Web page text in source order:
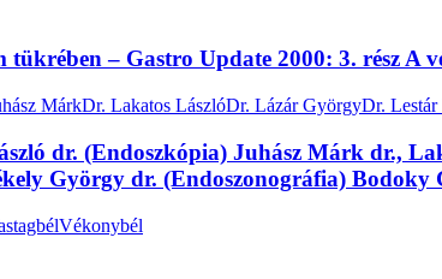
– Gastro Update 2000: 3. rész A
MárkDr. Lakatos LászlóDr. Lázár GyörgyDr. Lestár
dr. (Endoszkópia) Juhász Márk dr.,
György dr. (Endoszonográfia)
Vékonybél